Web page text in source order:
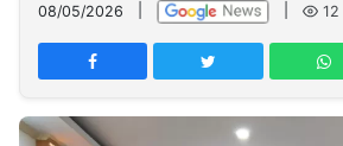
PT
TREETAN
MULTIMEDIA
INDONESIA
08/05/2026 12